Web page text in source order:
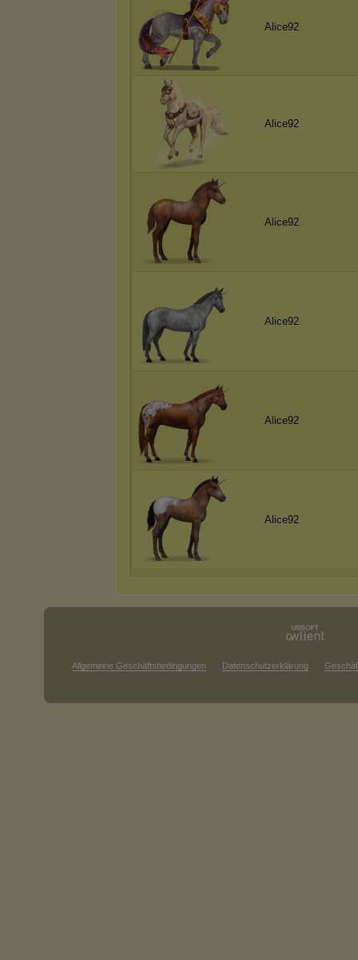
Alice92
Alice92
Alice92
Alice92
Alice92
Alice92
Allgemeine Geschäftsbedingungen Datenschutzerklärung